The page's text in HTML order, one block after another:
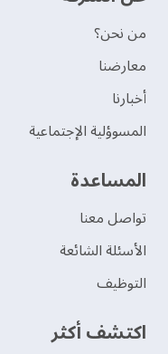
من نحن؟
‫معارضنا‬
‫أخبارنا‬
المسوؤلية الإجتماعية
‫المساعدة‬
تواصل معنا
الأسئلة الشائعة
التوظيف
اكتشف أكثر